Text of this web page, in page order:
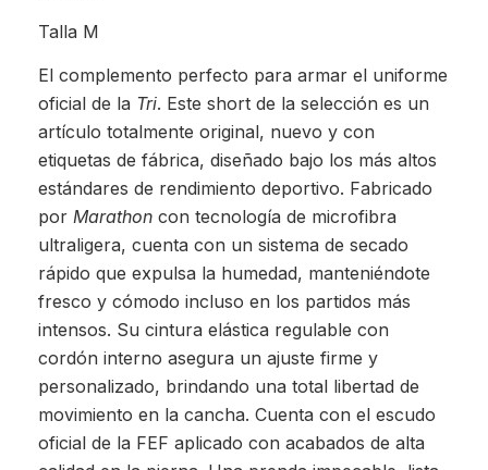
Talla M
El complemento perfecto para armar el uniforme
oficial de la Tri. Este short de la selección es un
artículo totalmente original, nuevo y con
etiquetas de fábrica, diseñado bajo los más altos
estándares de rendimiento deportivo. Fabricado
por Marathon con tecnología de microfibra
ultraligera, cuenta con un sistema de secado
rápido que expulsa la humedad, manteniéndote
fresco y cómodo incluso en los partidos más
intensos. Su cintura elástica regulable con
cordón interno asegura un ajuste firme y
personalizado, brindando una total libertad de
movimiento en la cancha. Cuenta con el escudo
oficial de la FEF aplicado con acabados de alta